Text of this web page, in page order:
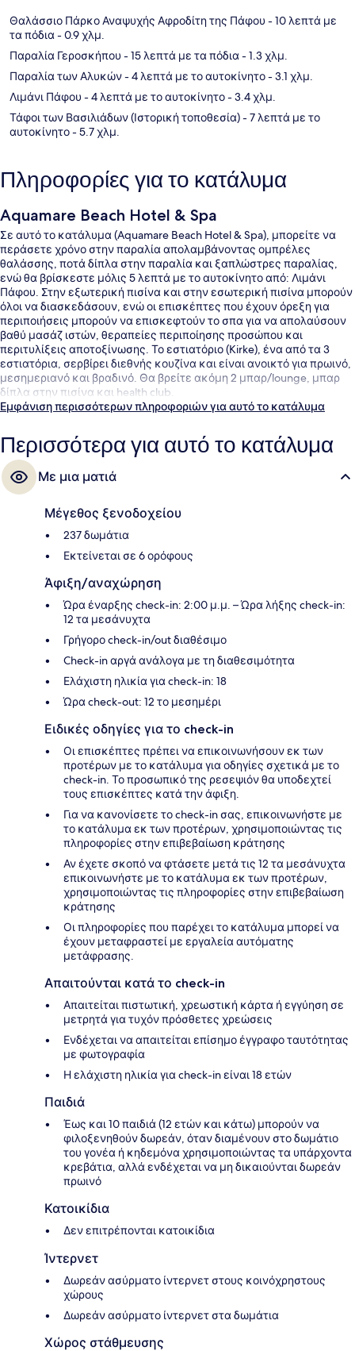
Θαλάσσιο Πάρκο Αναψυχής Αφροδίτη της Πάφου - 10 λεπτά με
τα πόδια- 0.9 χλμ.
Παραλία Γεροσκήπου - 15 λεπτά με τα πόδια- 1.3 χλμ.
Παραλία των Αλυκών- 4 λεπτά με το αυτοκίνητο- 3.1 χλμ.
Λιμάνι Πάφου - 4 λεπτά με το αυτοκίνητο- 3.4 χλμ.
Τάφοι των Βασιλιάδων (Ιστορική τοποθεσία)- 7 λεπτά με το
αυτοκίνητο- 5.7 χλμ.
Πληροφορίες για το κατάλυμα
Aquamare Beach Hotel & Spa
Σε αυτό το κατάλυμα (Aquamare Beach Hotel & Spa), μπορείτε να
περάσετε χρόνο στην παραλία απολαμβάνοντας ομπρέλες
θαλάσσης, ποτά δίπλα στην παραλία και ξαπλώστρες παραλίας,
ενώ θα βρίσκεστε μόλις 5 λεπτά με το αυτοκίνητο από: Λιμάνι
Πάφου. Στην εξωτερική πισίνα και στην εσωτερική πισίνα μπορούν
όλοι να διασκεδάσουν, ενώ οι επισκέπτες που έχουν όρεξη για
περιποιήσεις μπορούν να επισκεφτούν το σπα για να απολαύσουν
βαθύ μασάζ ιστών, θεραπείες περιποίησης προσώπου και
περιτυλίξεις αποτοξίνωσης. Το εστιατόριο (Kirke), ένα από τα 3
εστιατόρια, σερβίρει διεθνής κουζίνα και είναι ανοικτό για πρωινό,
μεσημεριανό και βραδινό. Θα βρείτε ακόμη 2 μπαρ/lounge, μπαρ
δίπλα στην πισίνα και health club.
Εμφάνιση περισσότερων πληροφοριών για αυτό το κατάλυμα
Περισσότερα για αυτό το κατάλυμα
Με μια ματιά
Μέγεθος ξενοδοχείου
237 δωμάτια
Εκτείνεται σε 6 ορόφους
Άφιξη/αναχώρηση
Ώρα έναρξης check-in: 2:00 μ.μ. – Ώρα λήξης check-in:
12 τα μεσάνυχτα
Γρήγορο check-in/out διαθέσιμο
Check-in αργά ανάλογα με τη διαθεσιμότητα
Ελάχιστη ηλικία για check-in: 18
Ώρα check-out: 12 το μεσημέρι
Ειδικές οδηγίες για το check-in
Οι επισκέπτες πρέπει να επικοινωνήσουν εκ των
προτέρων με το κατάλυμα για οδηγίες σχετικά με το
check-in. Το προσωπικό της ρεσεψιόν θα υποδεχτεί
τους επισκέπτες κατά την άφιξη.
Για να κανονίσετε το check-in σας, επικοινωνήστε με
το κατάλυμα εκ των προτέρων, χρησιμοποιώντας τις
πληροφορίες στην επιβεβαίωση κράτησης
Αν έχετε σκοπό να φτάσετε μετά τις 12 τα μεσάνυχτα
επικοινωνήστε με το κατάλυμα εκ των προτέρων,
χρησιμοποιώντας τις πληροφορίες στην επιβεβαίωση
κράτησης
Οι πληροφορίες που παρέχει το κατάλυμα μπορεί να
έχουν μεταφραστεί με εργαλεία αυτόματης
μετάφρασης.
Απαιτούνται κατά το check-in
Απαιτείται πιστωτική, χρεωστική κάρτα ή εγγύηση σε
μετρητά για τυχόν πρόσθετες χρεώσεις
Ενδέχεται να απαιτείται επίσημο έγγραφο ταυτότητας
με φωτογραφία
Η ελάχιστη ηλικία για check-in είναι 18 ετών
Παιδιά
Έως και 10 παιδιά (12 ετών και κάτω) μπορούν να
φιλοξενηθούν δωρεάν, όταν διαμένουν στο δωμάτιο
του γονέα ή κηδεμόνα χρησιμοποιώντας τα υπάρχοντα
κρεβάτια, αλλά ενδέχεται να μη δικαιούνται δωρεάν
πρωινό
Κατοικίδια
Δεν επιτρέπονται κατοικίδια
Ίντερνετ
Δωρεάν ασύρματο ίντερνετ στους κοινόχρηστους
χώρους
Δωρεάν ασύρματο ίντερνετ στα δωμάτια
Χώρος στάθμευσης